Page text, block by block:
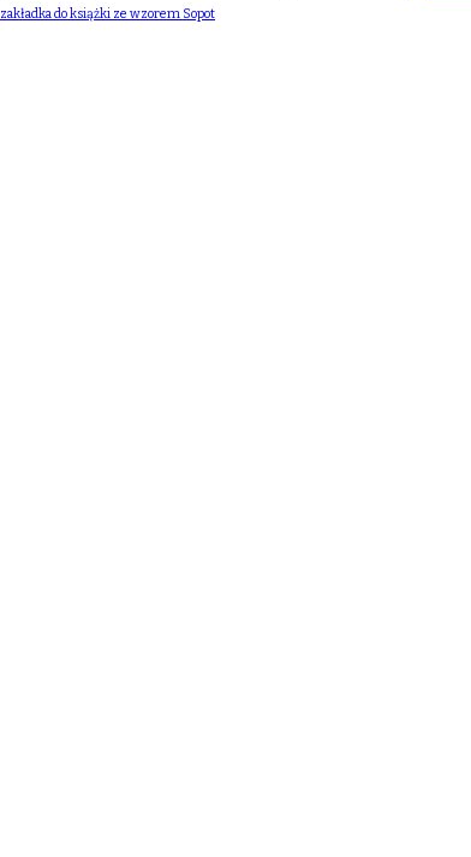
zakładka do książki ze wzorem Sopot